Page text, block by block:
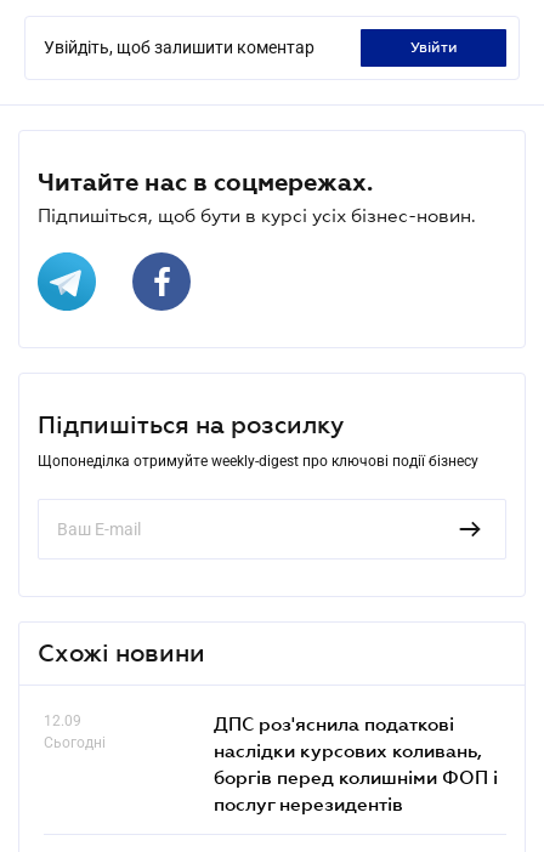
Увійдіть, щоб залишити коментар увійти
Читайте нас в соцмережах.
Підпишіться, щоб бути в курсі усіх бізнес-новин.
Підпишіться на розсилку
Щопонеділка отримуйте weekly-digest про ключові події бізнесу
Схожі новини
12.09
Сьогодні
ДПС роз'яснила податкові
наслідки курсових коливань,
боргів перед колишніми ФОП і
послуг нерезидентів